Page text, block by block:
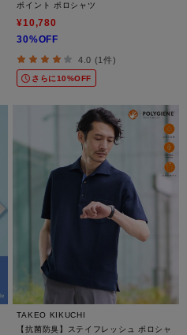
ポイント ポロシャツ
¥10,780
30%OFF
4.0 (1件)
さらに10%OFF
TAKEO KIKUCHI
【抗菌防臭】ステイフレッシュ ポロシャ